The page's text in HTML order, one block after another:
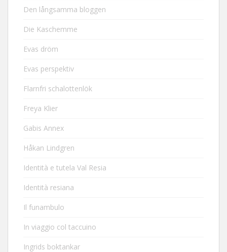
Den långsamma bloggen
Die Kaschemme
Evas dröm
Evas perspektiv
Flarnfri schalottenlök
Freya Klier
Gabis Annex
Håkan Lindgren
Identità e tutela Val Resia
Identità resiana
Il funambulo
In viaggio col taccuino
Ingrids boktankar